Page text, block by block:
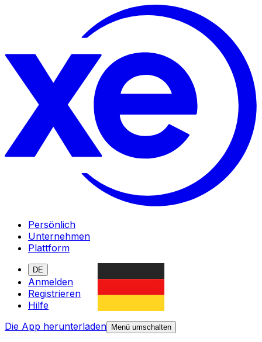
Persönlich
Unternehmen
Plattform
DE
Anmelden
Registrieren
Hilfe
Die App herunterladen
Menü umschalten